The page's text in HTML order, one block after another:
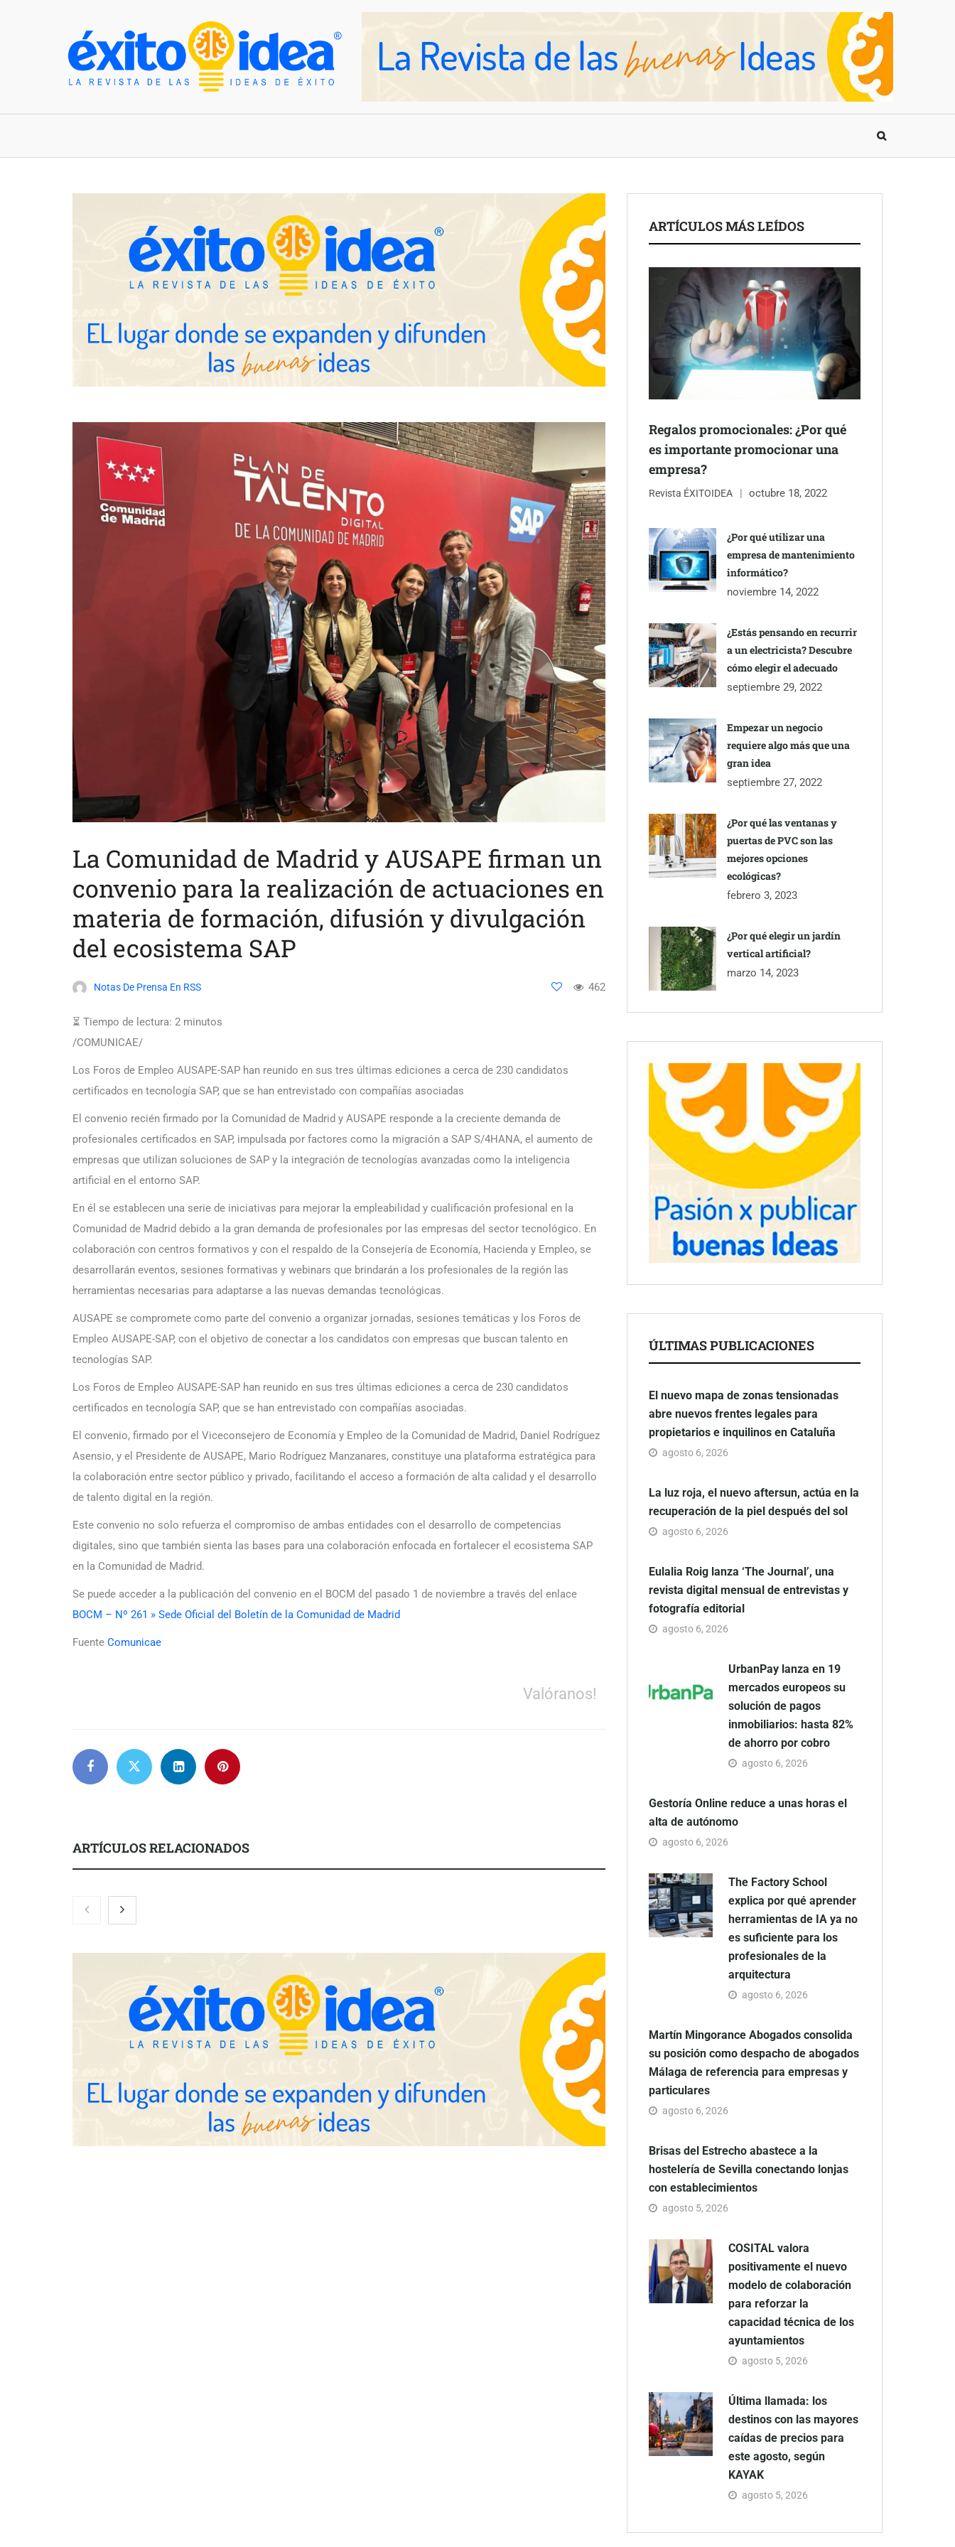
La Comunidad de Madrid y AUSAPE firman un
convenio para la realización de actuaciones en
materia de formación, difusión y divulgación
del ecosistema SAP
Notas De Prensa En RSS 462
⏳ Tiempo de lectura: 2 minutos
/COMUNICAE/
Los Foros de Empleo AUSAPE-SAP han reunido en sus tres últimas ediciones a cerca de 230 candidatos
certificados en tecnología SAP, que se han entrevistado con compañías asociadas
El convenio recién firmado por la Comunidad de Madrid y AUSAPE responde a la creciente demanda de
profesionales certificados en SAP, impulsada por factores como la migración a SAP S/4HANA, el aumento de
empresas que utilizan soluciones de SAP y la integración de tecnologías avanzadas como la inteligencia
artificial en el entorno SAP.
En él se establecen una serie de iniciativas para mejorar la empleabilidad y cualificación profesional en la
Comunidad de Madrid debido a la gran demanda de profesionales por las empresas del sector tecnológico. En
colaboración con centros formativos y con el respaldo de la Consejería de Economía, Hacienda y Empleo, se
desarrollarán eventos, sesiones formativas y webinars que brindarán a los profesionales de la región las
herramientas necesarias para adaptarse a las nuevas demandas tecnológicas.
AUSAPE se compromete como parte del convenio a organizar jornadas, sesiones temáticas y los Foros de
Empleo AUSAPE-SAP, con el objetivo de conectar a los candidatos con empresas que buscan talento en
tecnologías SAP.
Los Foros de Empleo AUSAPE-SAP han reunido en sus tres últimas ediciones a cerca de 230 candidatos
certificados en tecnología SAP, que se han entrevistado con compañías asociadas.
El convenio, firmado por el Viceconsejero de Economía y Empleo de la Comunidad de Madrid, Daniel Rodríguez
Asensio, y el Presidente de AUSAPE, Mario Rodríguez Manzanares, constituye una plataforma estratégica para
la colaboración entre sector público y privado, facilitando el acceso a formación de alta calidad y el desarrollo
de talento digital en la región.
Este convenio no solo refuerza el compromiso de ambas entidades con el desarrollo de competencias
digitales, sino que también sienta las bases para una colaboración enfocada en fortalecer el ecosistema SAP
en la Comunidad de Madrid.
Se puede acceder a la publicación del convenio en el BOCM del pasado 1 de noviembre a través del enlace
BOCM – Nº 261 » Sede Oficial del Boletín de la Comunidad de Madrid
Fuente Comunicae
Valóranos!
ARTÍCULOS RELACIONADOS
El nuevo mapa de zonas
tensionadas abre nuevos frentes
UrbanPay lanza en 19 mercados
europeos su solución de pagos
inmobiliarios: hasta 82% de ahorro
Gestoría Online reduce a unas
horas el alta de autónomo
The Factory School explica por
qué aprender herramientas de IA
ya no es suficiente para los
ARTÍCULOS MÁS LEÍDOS
Regalos promocionales: ¿Por qué
es importante promocionar una
empresa?
Revista ÉXITOIDEA octubre 18, 2022
¿Por qué utilizar una
empresa de mantenimiento
informático?
noviembre 14, 2022
¿Estás pensando en recurrir
a un electricista? Descubre
cómo elegir el adecuado
septiembre 29, 2022
Empezar un negocio
requiere algo más que una
gran idea
septiembre 27, 2022
¿Por qué las ventanas y
puertas de PVC son las
mejores opciones
ecológicas?
febrero 3, 2023
¿Por qué elegir un jardín
vertical artificial?
marzo 14, 2023
ÚLTIMAS PUBLICACIONES
El nuevo mapa de zonas tensionadas
abre nuevos frentes legales para
propietarios e inquilinos en Cataluña
agosto 6, 2026
La luz roja, el nuevo aftersun, actúa en la
recuperación de la piel después del sol
agosto 6, 2026
Eulalia Roig lanza ‘The Journal’, una
revista digital mensual de entrevistas y
fotografía editorial
agosto 6, 2026
UrbanPay lanza en 19
mercados europeos su
solución de pagos
inmobiliarios: hasta 82%
de ahorro por cobro
agosto 6, 2026
Gestoría Online reduce a unas horas el
alta de autónomo
agosto 6, 2026
The Factory School
explica por qué aprender
herramientas de IA ya no
es suficiente para los
profesionales de la
arquitectura
agosto 6, 2026
Martín Mingorance Abogados consolida
su posición como despacho de abogados
Málaga de referencia para empresas y
particulares
agosto 6, 2026
Brisas del Estrecho abastece a la
hostelería de Sevilla conectando lonjas
con establecimientos
agosto 5, 2026
COSITAL valora
positivamente el nuevo
modelo de colaboración
para reforzar la
capacidad técnica de los
ayuntamientos
agosto 5, 2026
Última llamada: los
destinos con las mayores
caídas de precios para
este agosto, según
KAYAK
agosto 5, 2026